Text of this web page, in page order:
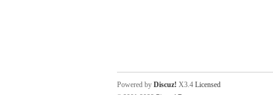
Powered by Discuz! X3.4 Licensed